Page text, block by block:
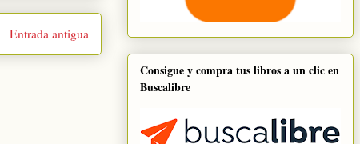
Entrada antigua
Consigue y compra tus libros a un clic en
Buscalibre